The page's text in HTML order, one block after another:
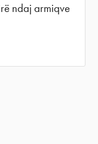
ndaj armiqve